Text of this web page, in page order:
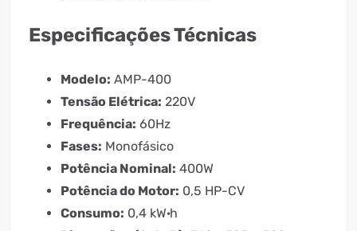
Especificações Técnicas
Modelo: AMP-400
Tensão Elétrica: 220V
Frequência: 60Hz
Fases: Monofásico
Potência Nominal: 400W
Potência do Motor: 0,5 HP-CV
Consumo: 0,4 kW·h